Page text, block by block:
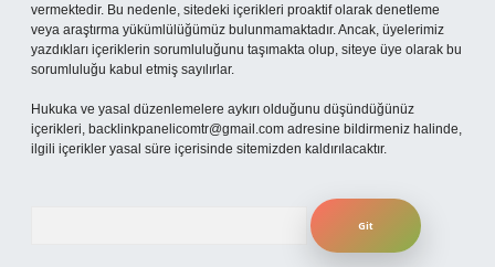
vermektedir. Bu nedenle, sitedeki içerikleri proaktif olarak denetleme
veya araştırma yükümlülüğümüz bulunmamaktadır. Ancak, üyelerimiz
yazdıkları içeriklerin sorumluluğunu taşımakta olup, siteye üye olarak bu
sorumluluğu kabul etmiş sayılırlar.
Hukuka ve yasal düzenlemelere aykırı olduğunu düşündüğünüz
içerikleri, backlinkpanelicomtr@gmail.com adresine bildirmeniz halinde,
ilgili içerikler yasal süre içerisinde sitemizden kaldırılacaktır.